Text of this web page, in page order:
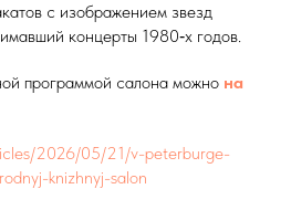
с изображением звезд
концерты 1980‑х годов.
программой салона можно на
2026/05/21/v-peterburge-
knizhnyj-salon